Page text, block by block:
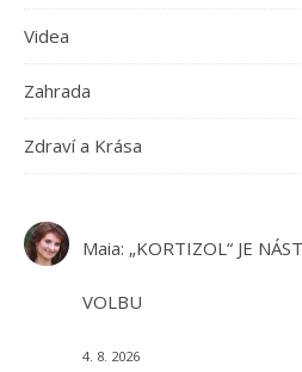
Videa
Zahrada
Zdraví a Krása
Maia: „KORTIZOL“ JE
VOLBU
4. 8. 2026